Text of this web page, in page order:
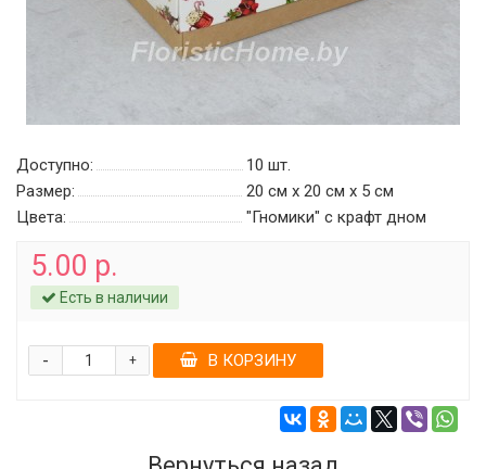
Доступно: 10 шт.
Размер:
20 см х 20 см х 5 см
Цвета:
"Гномики" c крафт дном
5.00 р.
Есть в наличии
+
- В КОРЗИНУ